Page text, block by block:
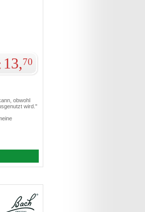
13,70
obwohl
wird."